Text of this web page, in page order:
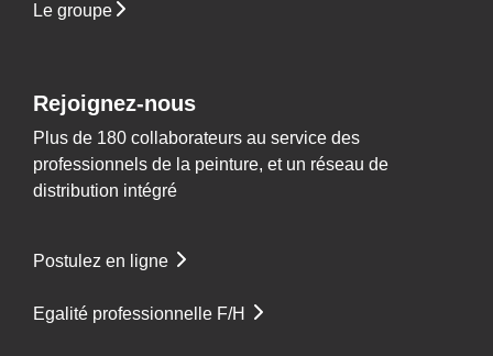
Le groupe
Rejoignez-nous
Plus de 180 collaborateurs au service des
professionnels de la peinture, et un réseau de
distribution intégré
Postulez en ligne
Egalité professionnelle F/H